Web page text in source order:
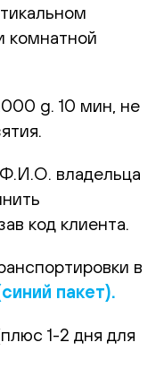
комнатной
g. 10 мин, не
владельца
код клиента.
в
пакет).
1-2 дня для